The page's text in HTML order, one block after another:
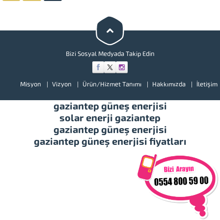
Bizi Sosyal Medyada Takip Edin
Misyon Vizyon Ürün/Hizmet Tanımı Hakkımızda İletişim
gaziantep güneş enerjisi
solar enerji gaziantep
gaziantep güneş enerjisi
gaziantep güneş enerjisi fiyatları